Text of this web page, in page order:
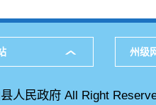
州级
人民政府 All Right